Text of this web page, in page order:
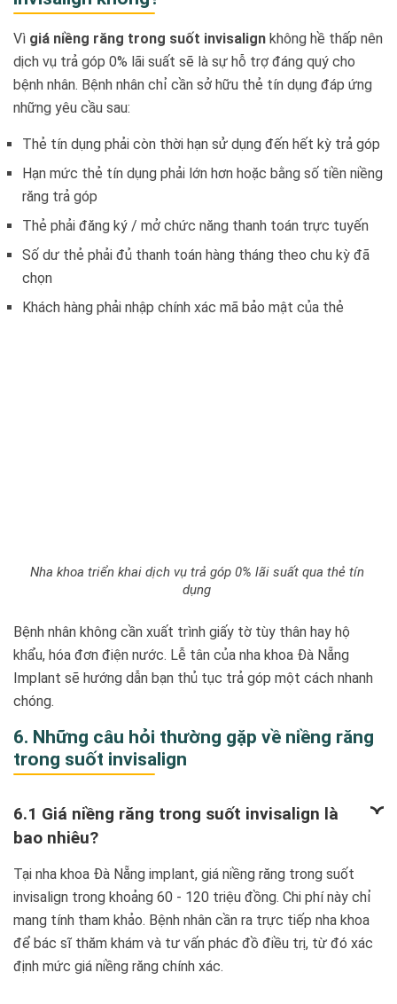
Vì giá niềng răng trong suốt invisalign không hề thấp nên
dịch vụ trả góp 0% lãi suất sẽ là sự hỗ trợ đáng quý cho
bệnh nhân. Bệnh nhân chỉ cần sở hữu thẻ tín dụng đáp ứng
những yêu cầu sau:
Thẻ tín dụng phải còn thời hạn sử dụng đến hết kỳ trả góp
Hạn mức thẻ tín dụng phải lớn hơn hoặc bằng số tiền niềng
răng trả góp
Thẻ phải đăng ký / mở chức năng thanh toán trực tuyến
Số dư thẻ phải đủ thanh toán hàng tháng theo chu kỳ đã
chọn
Khách hàng phải nhập chính xác mã bảo mật của thẻ
Nha khoa triển khai dịch vụ trả góp 0% lãi suất qua thẻ tín
dụng
Bệnh nhân không cần xuất trình giấy tờ tùy thân hay hộ
khẩu, hóa đơn điện nước. Lễ tân của nha khoa Đà Nẵng
Implant sẽ hướng dẫn bạn thủ tục trả góp một cách nhanh
chóng.
6. Những câu hỏi thường gặp về niềng răng
trong suốt invisalign
6.1 Giá niềng răng trong suốt invisalign là
bao nhiêu?
Tại nha khoa Đà Nẵng implant, giá niềng răng trong suốt
invisalign trong khoảng 60 - 120 triệu đồng. Chi phí này chỉ
mang tính tham khảo. Bệnh nhân cần ra trực tiếp nha khoa
để bác sĩ thăm khám và tư vấn phác đồ điều trị, từ đó xác
định mức giá niềng răng chính xác.